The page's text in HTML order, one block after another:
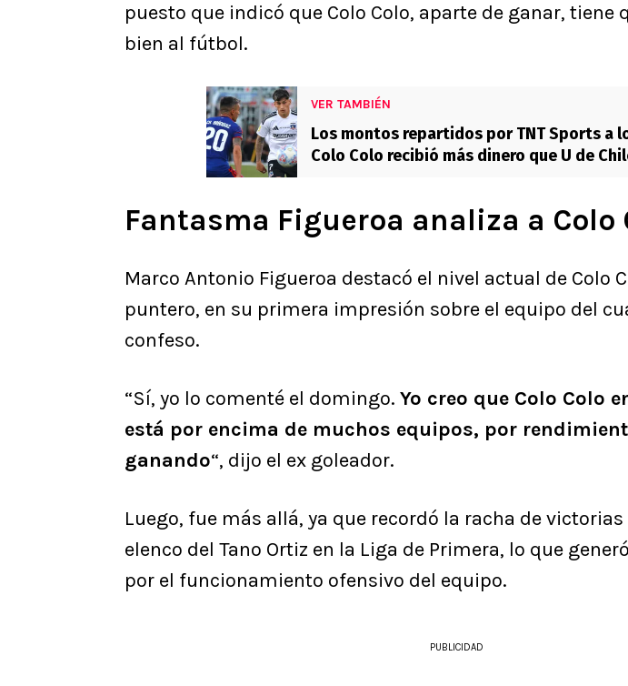
puesto que indicó que Colo Colo, aparte de ganar, tiene
bien al fútbol.
VER TAMBIÉN
Los montos repartidos por TNT Sports a
Colo Colo recibió más dinero que U de
Fantasma Figueroa analiza a Colo
Marco Antonio Figueroa destacó el nivel actual de Colo
puntero, en su primera impresión sobre el equipo del
confeso.
“Sí, yo lo comenté el domingo. Yo creo que Colo Colo
está por encima de muchos equipos, por
ganando“, dijo el ex goleador.
Luego, fue más allá, ya que recordó la racha de
elenco del Tano Ortiz en la Liga de Primera, lo que
por el funcionamiento ofensivo del equipo.
PUBLICIDAD